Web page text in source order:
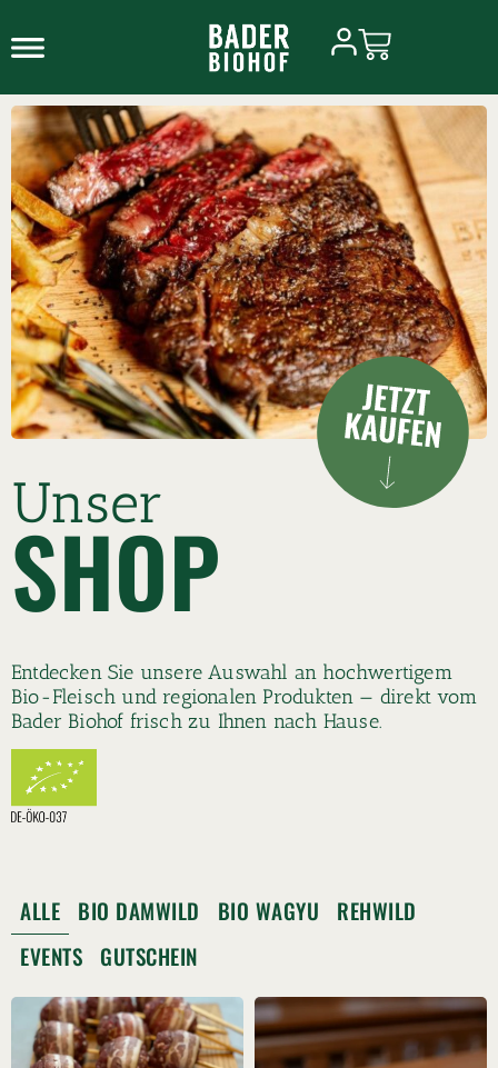
Unser
SHOP
Entdecken Sie unsere Auswahl an hochwertigem
Bio-Fleisch und regionalen Produkten — direkt vom
Bader Biohof frisch zu Ihnen nach Hause.
BIO DAMWILD BIO WAGYU
REHWILD
EVENTS GUTSCHEIN
ALLE